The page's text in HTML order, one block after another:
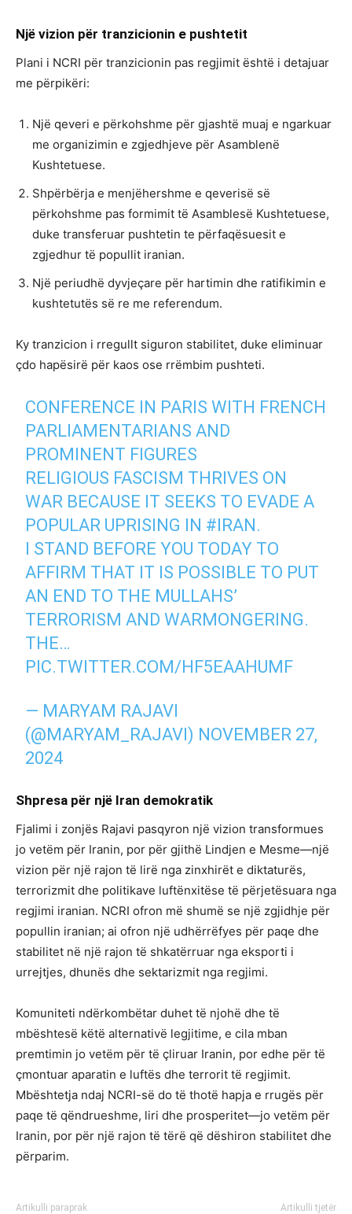
Një vizion për tranzicionin e pushtetit
Plani i NCRI për tranzicionin pas regjimit është i detajuar
me përpikëri:
Një qeveri e përkohshme për gjashtë muaj e ngarkuar
me organizimin e zgjedhjeve për Asamblenë
Kushtetuese.
Shpërbërja e menjëhershme e qeverisë së
përkohshme pas formimit të Asamblesë Kushtetuese,
duke transferuar pushtetin te përfaqësuesit e
zgjedhur të popullit iranian.
Një periudhë dyvjeçare për hartimin dhe ratifikimin e
kushtetutës së re me referendum.
Ky tranzicion i rregullt siguron stabilitet, duke eliminuar
çdo hapësirë ​​për kaos ose rrëmbim pushteti.
CONFERENCE IN PARIS WITH FRENCH
PARLIAMENTARIANS AND
PROMINENT FIGURES
RELIGIOUS FASCISM THRIVES ON
WAR BECAUSE IT SEEKS TO EVADE A
POPULAR UPRISING IN #IRAN.
I STAND BEFORE YOU TODAY TO
AFFIRM THAT IT IS POSSIBLE TO PUT
AN END TO THE MULLAHS’
TERRORISM AND WARMONGERING.
THE…
PIC.TWITTER.COM/HF5EAAHUMF
— MARYAM RAJAVI
(@MARYAM_RAJAVI) NOVEMBER 27,
2024
Shpresa për një Iran demokratik
Fjalimi i zonjës Rajavi pasqyron një vizion transformues
jo vetëm për Iranin, por për gjithë Lindjen e Mesme—një
vizion për një rajon të lirë nga zinxhirët e diktaturës,
terrorizmit dhe politikave luftënxitëse të përjetësuara nga
regjimi iranian. NCRI ofron më shumë se një zgjidhje për
popullin iranian; ai ofron një udhërrëfyes për paqe dhe
stabilitet në një rajon të shkatërruar nga eksporti i
urrejtjes, dhunës dhe sektarizmit nga regjimi.
Komuniteti ndërkombëtar duhet të njohë dhe të
mbështesë këtë alternativë legjitime, e cila mban
premtimin jo vetëm për të çliruar Iranin, por edhe për të
çmontuar aparatin e luftës dhe terrorit të regjimit.
Mbështetja ndaj NCRI-së do të thotë hapja e rrugës për
paqe të qëndrueshme, liri dhe prosperitet—jo vetëm për
Iranin, por për një rajon të tërë që dëshiron stabilitet dhe
përparim.
Artikulli paraprak Artikulli tjetër